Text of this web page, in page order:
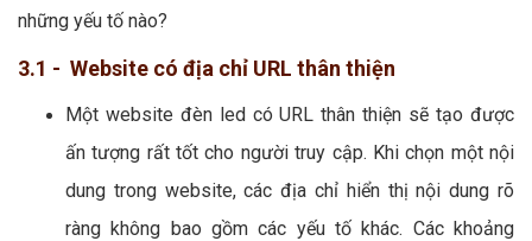
những yếu tố nào?
3.1 - Website có địa chỉ URL thân thiện
Một website đèn led có URL thân thiện sẽ tạo được
ấn tượng rất tốt cho người truy cập. Khi chọn một nội
dung trong website, các địa chỉ hiển thị nội dung rõ
ràng không bao gồm các yếu tố khác. Các khoảng